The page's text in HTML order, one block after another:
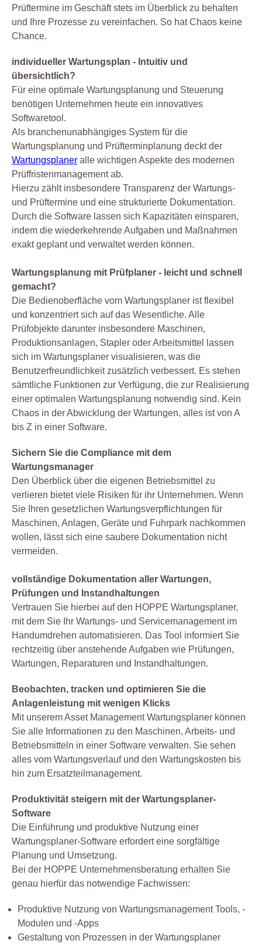
Prüftermine im Geschäft stets im Überblick zu behalten
und Ihre Prozesse zu vereinfachen. So hat Chaos keine
Chance.
individueller Wartungsplan - Intuitiv und
übersichtlich?
Für eine optimale Wartungsplanung und Steuerung
benötigen Unternehmen heute ein innovatives
Softwaretool.
Als branchenunabhängiges System für die
Wartungsplanung und Prüfterminplanung deckt der
Wartungsplaner alle wichtigen Aspekte des modernen
Prüffristenmanagement ab.
Hierzu zählt insbesondere Transparenz der Wartungs-
und Prüftermine und eine strukturierte Dokumentation.
Durch die Software lassen sich Kapazitäten einsparen,
indem die wiederkehrende Aufgaben und Maßnahmen
exakt geplant und verwaltet werden können.
Wartungsplanung mit Prüfplaner - leicht und schnell
gemacht?
Die Bedienoberfläche vom Wartungsplaner ist flexibel
und konzentriert sich auf das Wesentliche. Alle
Prüfobjekte darunter insbesondere Maschinen,
Produktionsanlagen, Stapler oder Arbeitsmittel lassen
sich im Wartungsplaner visualisieren, was die
Benutzerfreundlichkeit zusätzlich verbessert. Es stehen
sämtliche Funktionen zur Verfügung, die zur Realisierung
einer optimalen Wartungsplanung notwendig sind. Kein
Chaos in der Abwicklung der Wartungen, alles ist von A
bis Z in einer Software.
Sichern Sie die Compliance mit dem
Wartungsmanager
Den Überblick über die eigenen Betriebsmittel zu
verlieren bietet viele Risiken für ihr Unternehmen. Wenn
Sie Ihren gesetzlichen Wartungsverpflichtungen für
Maschinen, Anlagen, Geräte und Fuhrpark nachkommen
wollen, lässt sich eine saubere Dokumentation nicht
vermeiden.
vollständige Dokumentation aller Wartungen,
Prüfungen und Instandhaltungen
Vertrauen Sie hierbei auf den HOPPE Wartungsplaner,
mit dem Sie Ihr Wartungs- und Servicemanagement im
Handumdrehen automatisieren. Das Tool informiert Sie
rechtzeitig über anstehende Aufgaben wie Prüfungen,
Wartungen, Reparaturen und Instandhaltungen.
Beobachten, tracken und optimieren Sie die
Anlagenleistung mit wenigen Klicks
Mit unserem Asset Management Wartungsplaner können
Sie alle Informationen zu den Maschinen, Arbeits- und
Betriebsmitteln in einer Software verwalten. Sie sehen
alles vom Wartungsverlauf und den Wartungskosten bis
hin zum Ersatzteilmanagement.
Produktivität steigern mit der Wartungsplaner-
Software
Die Einführung und produktive Nutzung einer
Wartungsplaner-Software erfordert eine sorgfältige
Planung und Umsetzung.
Bei der HOPPE Unternehmensberatung erhalten Sie
genau hierfür das notwendige Fachwissen:
Produktive Nutzung von Wartungsmanagement Tools, -
Modulen und -Apps
Gestaltung von Prozessen in der Wartungsplaner